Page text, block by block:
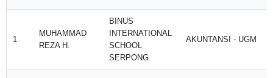
1
MUHAMMAD
REZA H.
BINUS
INTERNATIONAL
SCHOOL
SERPONG
AKUNTANSI - UGM